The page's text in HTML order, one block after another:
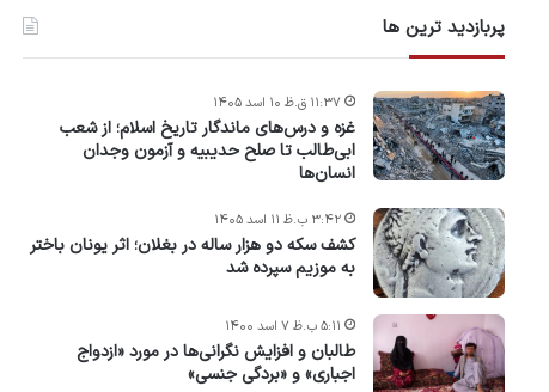
پربازدید ترین ها
غزه و درس‌های ماندگار تاریخ اسلام؛ از شعب
ابی‌طالب تا صلح حدیبیه و آزمون وجدان
انسان‌ها
۱۱:۳۷ ق.ظ ۱۰ اسد ۱۴۰۵
کشف سکه دو هزار ساله در بغلان؛ اثر یونان باختر
به موزیم سپرده شد
۳:۴۲ ب.ظ ۱۱ اسد ۱۴۰۵
طالبان و افزایش نگرانی‌ها در مورد «ازدواج
اجباری» و «بردگی جنسی»
۵:۱۱ ب.ظ ۷ اسد ۱۴۰۰